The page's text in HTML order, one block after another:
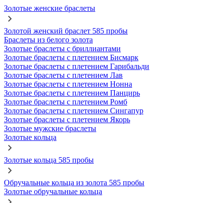
Золотые женские браслеты
Золотой женский браслет 585 пробы
Браслеты из белого золота
Золотые браслеты с бриллиантами
Золотые браслеты с плетением Бисмарк
Золотые браслеты с плетением Гарибальди
Золотые браслеты с плетением Лав
Золотые браслеты с плетением Нонна
Золотые браслеты с плетением Панцирь
Золотые браслеты с плетением Ромб
Золотые браслеты с плетением Сингапур
Золотые браслеты с плетением Якорь
Золотые мужские браслеты
Золотые кольца
Золотые кольца 585 пробы
Обручальные кольца из золота 585 пробы
Золотые обручальные кольца